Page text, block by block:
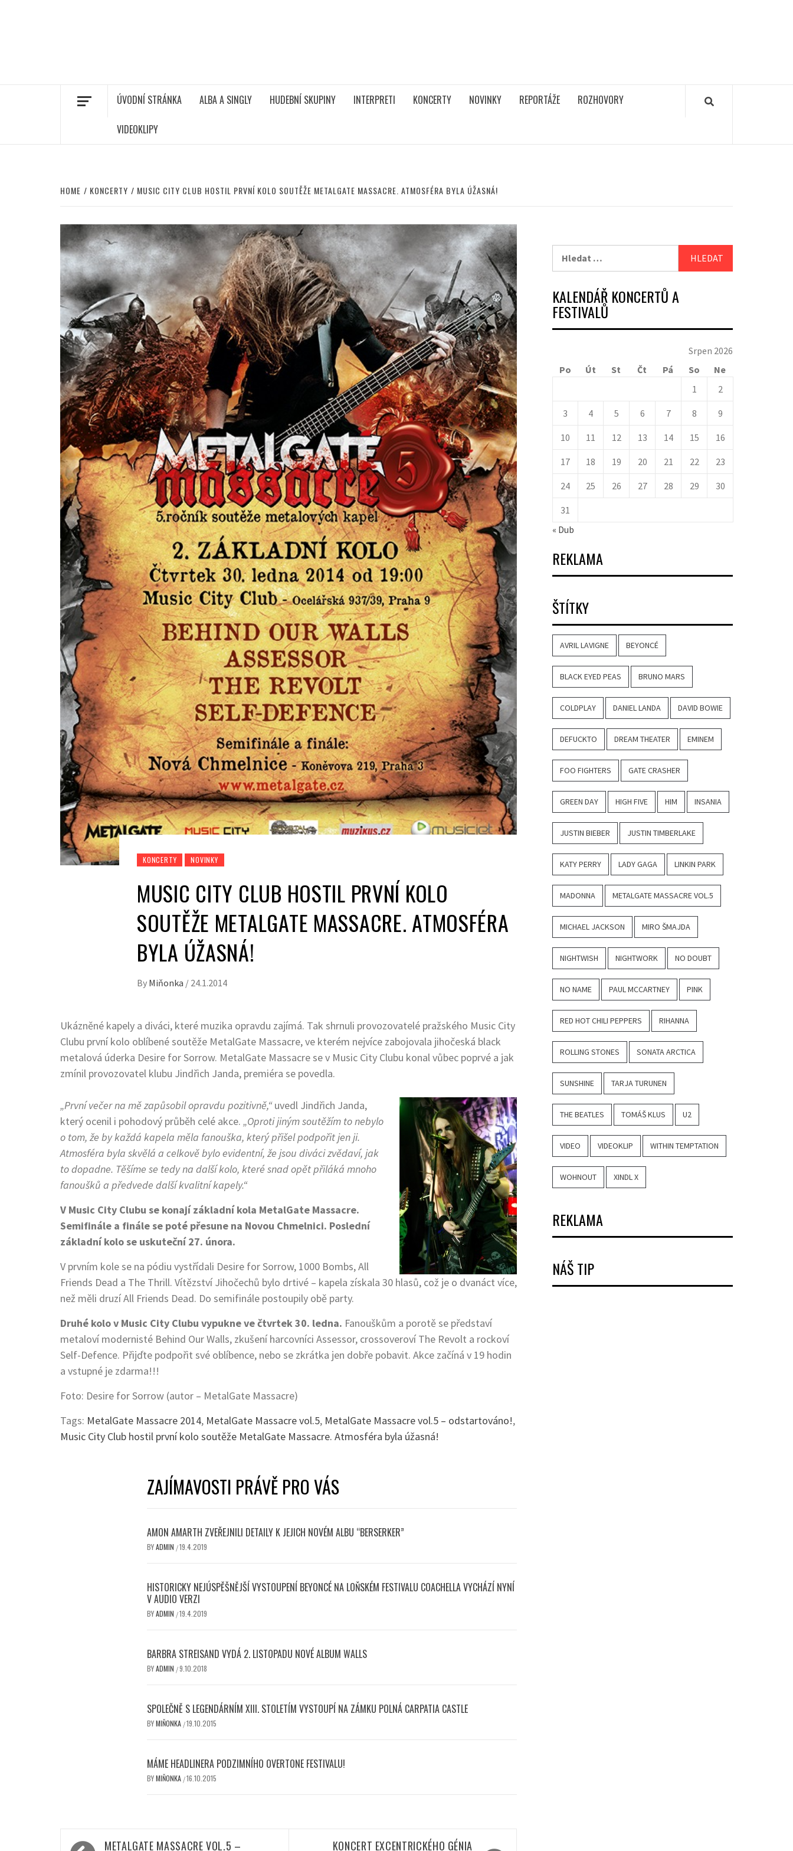
ÚVODNÍ STRÁNKA ALBA A SINGLY HUDEBNÍ SKUPINY INTERPRETI KONCERTY NOVINKY REPORTÁŽE ROZHOVORY
VIDEOKLIPY
HOME KONCERTY MUSIC CITY CLUB HOSTIL PRVNÍ KOLO SOUTĚŽE METALGATE MASSACRE. ATMOSFÉRA BYLA ÚŽASNÁ!
KONCERTY NOVINKY
MUSIC CITY CLUB HOSTIL PRVNÍ KOLO
SOUTĚŽE METALGATE MASSACRE. ATMOSFÉRA
BYLA ÚŽASNÁ!
By Miňonka / 24.1.2014
Ukázněné kapely a diváci, které muzika opravdu zajímá. Tak shrnuli provozovatelé pražského Music City
Clubu první kolo oblíbené soutěže MetalGate Massacre, ve kterém nejvíce zabojovala jihočeská black
metalová úderka Desire for Sorrow. MetalGate Massacre se v Music City Clubu konal vůbec poprvé a jak
zmínil provozovatel klubu Jindřich Janda, premiéra se povedla.
„První večer na mě zapůsobil opravdu pozitivně,“uvedl Jindřich Janda,
který ocenil i pohodový průběh celé akce. „Oproti jiným soutěžím to nebylo
o tom, že by každá kapela měla fanouška, který přišel podpořit jen ji.
Atmosféra byla skvělá a celkově bylo evidentní, že jsou diváci zvědaví, jak
to dopadne. Těšíme se tedy na další kolo, které snad opět přiláká mnoho
fanoušků a předvede další kvalitní kapely.“
V Music City Clubu se konají základní kola MetalGate Massacre.
Semifinále a finále se poté přesune na Novou Chmelnici. Poslední
základní kolo se uskuteční 27. února.
V prvním kole se na pódiu vystřídali Desire for Sorrow, 1000 Bombs, All
Friends Dead a The Thrill. Vítězství Jihočechů bylo drtivé – kapela získala 30 hlasů, což je o dvanáct více,
než měli druzí All Friends Dead. Do semifinále postoupily obě party.
Druhé kolo v Music City Clubu vypukne ve čtvrtek 30. ledna. Fanouškům a porotě se představí
metaloví modernisté Behind Our Walls, zkušení harcovníci Assessor, crossoveroví The Revolt a rockoví
Self-Defence. Přijďte podpořit své oblíbence, nebo se zkrátka jen dobře pobavit. Akce začíná v 19 hodin
a vstupné je zdarma!!!
Foto: Desire for Sorrow (autor – MetalGate Massacre)
Tags: MetalGate Massacre 2014, MetalGate Massacre vol.5, MetalGate Massacre vol.5 – odstartováno!,
Music City Club hostil první kolo soutěže MetalGate Massacre. Atmosféra byla úžasná!
ZAJÍMAVOSTI PRÁVĚ PRO VÁS
AMON AMARTH ZVEŘEJNILI DETAILY K JEJICH NOVÉM ALBU “BERSERKER”
BYADMIN /19.4.2019
HISTORICKY NEJÚSPĚŠNĚJŠÍ VYSTOUPENÍ BEYONCÉ NA LOŇSKÉM FESTIVALU COACHELLA VYCHÁZÍ NYNÍ
V AUDIO VERZI
BYADMIN /19.4.2019
BARBRA STREISAND VYDÁ 2. LISTOPADU NOVÉ ALBUM WALLS
BYADMIN /9.10.2018
SPOLEČNĚ S LEGENDÁRNÍM XIII. STOLETÍM VYSTOUPÍ NA ZÁMKU POLNÁ CARPATIA CASTLE
BYMIŇONKA /19.10.2015
MÁME HEADLINERA PODZIMNÍHO OVERTONE FESTIVALU!
BYMIŇONKA /16.10.2015
NavigaceMETALGATE MASSACRE VOL.5 – KONCERT EXCENTRICKÉHO GÉNIA
KALENDÁŘ KONCERTŮ A
FESTIVALŮ
Srpen 2026
Po
Út St Čt Pá So
Ne
1
2
3 4 5 6 7 8 9
10 11 12 13 14 15 16
17 18 19 20 21 22 23
24 25 26 27 28 29 30
31
« Dub
REKLAMA
ŠTÍTKY
AVRIL LAVIGNE BEYONCÉ
BLACK EYED PEAS BRUNO MARS
COLDPLAY DANIEL LANDA DAVID BOWIE
DEFUCKTO DREAM THEATER EMINEM
FOO FIGHTERS GATE CRASHER
GREEN DAY HIGH FIVE HIM INSANIA
JUSTIN BIEBER JUSTIN TIMBERLAKE
KATY PERRY LADY GAGA LINKIN PARK
MADONNA METALGATE MASSACRE VOL.5
MICHAEL JACKSON MIRO ŠMAJDA
NIGHTWISH NIGHTWORK NO DOUBT
NO NAME PAUL MCCARTNEY PINK
RED HOT CHILI PEPPERS RIHANNA
ROLLING STONES SONATA ARCTICA
SUNSHINE TARJA TURUNEN
THE BEATLES TOMÁŠ KLUS U2
VIDEO VIDEOKLIP WITHIN TEMPTATION
WOHNOUT XINDL X
REKLAMA
NÁŠ TIP